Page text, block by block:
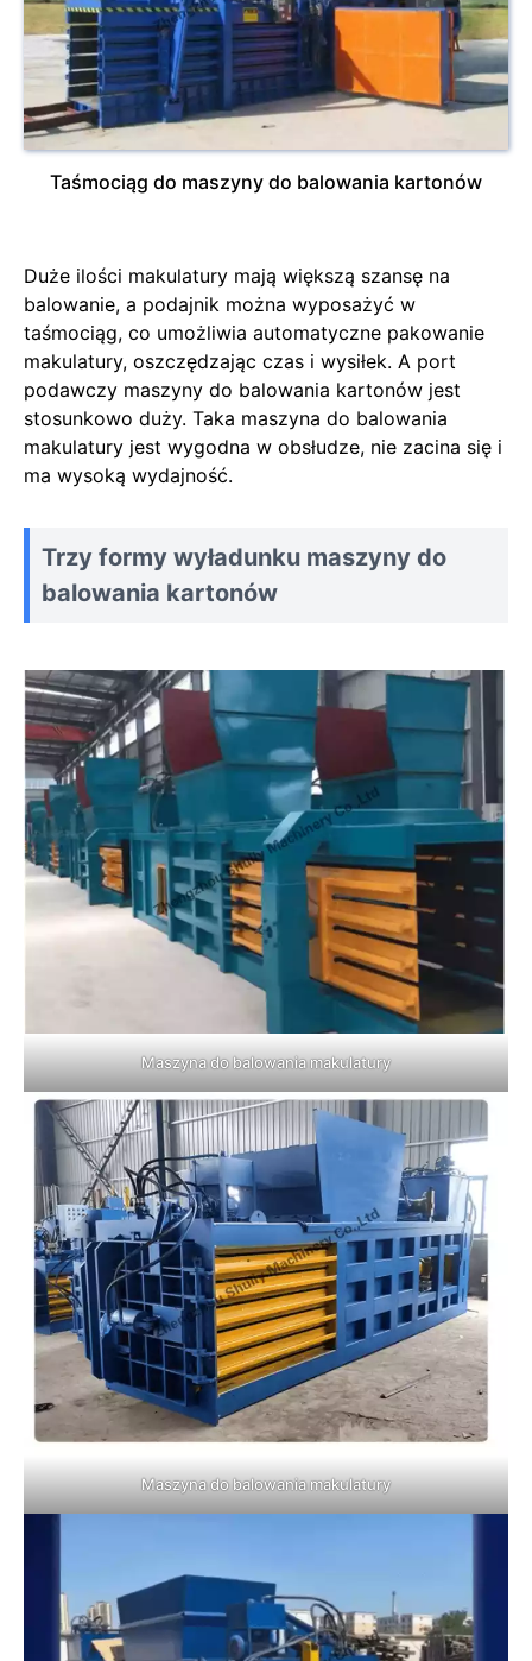
Taśmociąg do maszyny do balowania kartonów
Duże ilości makulatury mają większą szansę na
balowanie, a podajnik można wyposażyć w
taśmociąg, co umożliwia automatyczne pakowanie
makulatury, oszczędzając czas i wysiłek. A port
podawczy maszyny do balowania kartonów jest
stosunkowo duży. Taka maszyna do balowania
makulatury jest wygodna w obsłudze, nie zacina się i
ma wysoką wydajność.
Trzy formy wyładunku maszyny do
balowania kartonów
Maszyna do balowania makulatury
Maszyna do balowania makulatury